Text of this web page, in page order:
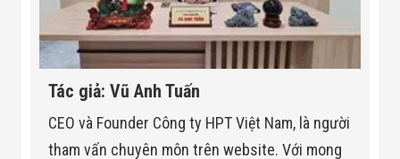
Tác giả: Vũ Anh Tuấn
CEO và Founder Công ty HPT Việt Nam, là người
tham vấn chuyên môn trên website. Với mong